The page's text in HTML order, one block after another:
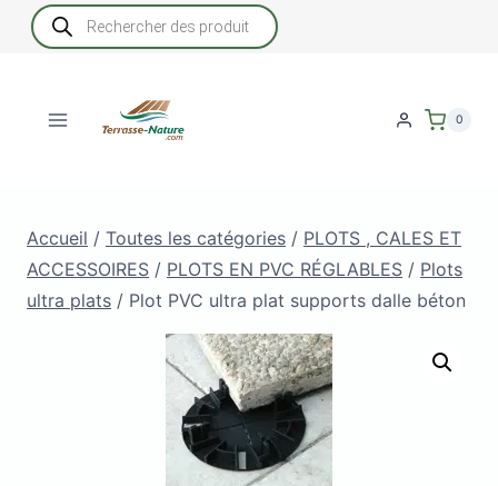
Recherche
de
produits
0
Accueil / Toutes les catégories / PLOTS , CALES ET
ACCESSOIRES / PLOTS EN PVC RÉGLABLES / Plots
ultra plats / Plot PVC ultra plat supports dalle béton